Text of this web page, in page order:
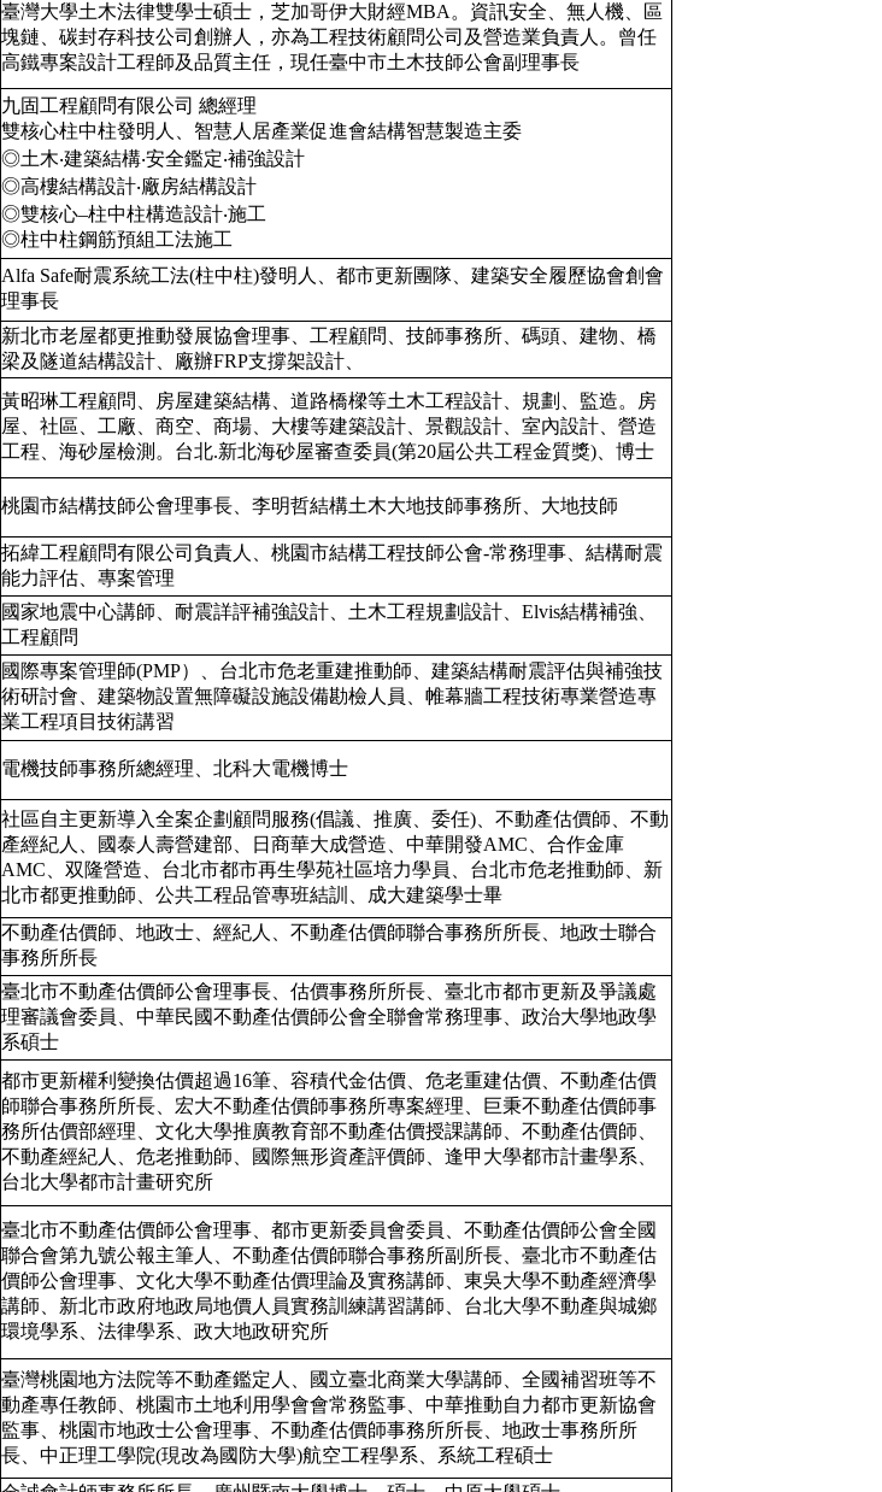
臺灣大學土木法律雙學士碩士，芝加哥伊大財經MBA。資訊安全、無人機、區
塊鏈、碳封存科技公司創辦人，亦為工程技術顧問公司及營造業負責人。曾任
高鐵專案設計工程師及品質主任，現任臺中市土木技師公會副理事長
九固工程顧問有限公司 總經理
雙核心柱中柱發明人、智慧人居產業促進會結構智慧製造主委
◎土木‧建築結構‧安全鑑定‧補強設計
◎高樓結構設計‧廠房結構設計
◎雙核心–柱中柱構造設計‧施工
◎柱中柱鋼筋預組工法施工
Alfa Safe耐震系統工法(柱中柱)發明人、都市更新團隊、建築安全履歷協會創會
理事長
新北市老屋都更推動發展協會理事、工程顧問、技師事務所、碼頭、建物、橋
梁及隧道結構設計、廠辦FRP支撐架設計、
黃昭琳工程顧問、房屋建築結構、道路橋樑等土木工程設計、規劃、監造。房
屋、社區、工廠、商空、商場、大樓等建築設計、景觀設計、室內設計、營造
工程、海砂屋檢測。台北.新北海砂屋審查委員(第20屆公共工程金質獎)、博士
桃園市結構技師公會理事長、李明哲結構土木大地技師事務所、大地技師
拓緯工程顧問有限公司負責人、桃園市結構工程技師公會-常務理事、結構耐震
能力評估、專案管理
國家地震中心講師、耐震詳評補強設計、土木工程規劃設計、Elvis結構補強、
工程顧問
國際專案管理師(PMP）、台北市危老重建推動師、建築結構耐震評估與補強技
術研討會、建築物設置無障礙設施設備勘檢人員、帷幕牆工程技術專業營造專
業工程項目技術講習
電機技師事務所總經理、北科大電機博士
社區自主更新導入全案企劃顧問服務(倡議、推廣、委任)、不動產估價師、不動
產經紀人、國泰人壽營建部、日商華大成營造、中華開發AMC、合作金庫
AMC、双隆營造、台北市都市再生學苑社區培力學員、台北市危老推動師、新
北市都更推動師、公共工程品管專班結訓、成大建築學士畢
不動產估價師、地政士、經紀人、不動產估價師聯合事務所所長、地政士聯合
事務所所長
臺北市不動產估價師公會理事長、估價事務所所長、臺北市都市更新及爭議處
理審議會委員、中華民國不動產估價師公會全聯會常務理事、政治大學地政學
系碩士
都市更新權利變換估價超過16筆、容積代金估價、危老重建估價、不動產估價
師聯合事務所所長、宏大不動產估價師事務所專案經理、巨秉不動產估價師事
務所估價部經理、文化大學推廣教育部不動產估價授課講師、不動產估價師、
不動產經紀人、危老推動師、國際無形資產評價師、逢甲大學都市計畫學系、
台北大學都市計畫研究所
臺北市不動產估價師公會理事、都市更新委員會委員、不動產估價師公會全國
聯合會第九號公報主筆人、不動產估價師聯合事務所副所長、臺北市不動產估
價師公會理事、文化大學不動產估價理論及實務講師、東吳大學不動產經濟學
講師、新北市政府地政局地價人員實務訓練講習講師、台北大學不動產與城鄉
環境學系、法律學系、政大地政研究所
臺灣桃園地方法院等不動產鑑定人、國立臺北商業大學講師、全國補習班等不
動產專任教師、桃園市土地利用學會會常務監事、中華推動自力都市更新協會
監事、桃園市地政士公會理事、不動產估價師事務所所長、地政士事務所所
長、中正理工學院(現改為國防大學)航空工程學系、系統工程碩士